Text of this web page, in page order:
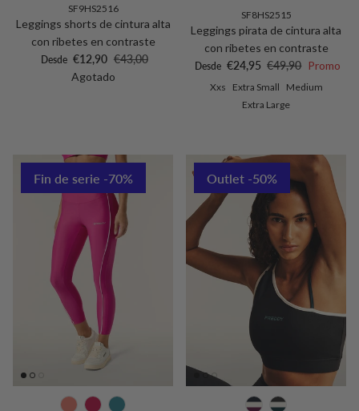
SF9HS2516
Leggings shorts de cintura alta
con ribetes en contraste
Precio de venta
Desde €12,90 Precio normal
€43,00
Agotado
SF8HS2515
Leggings pirata de cintura alta
con ribetes en contraste
Precio de venta
Desde €24,95 Precio normal
€49,90 Promo
Xxs Extra Small
Medium
Extra Large
Fin de serie -70% Outlet -50%